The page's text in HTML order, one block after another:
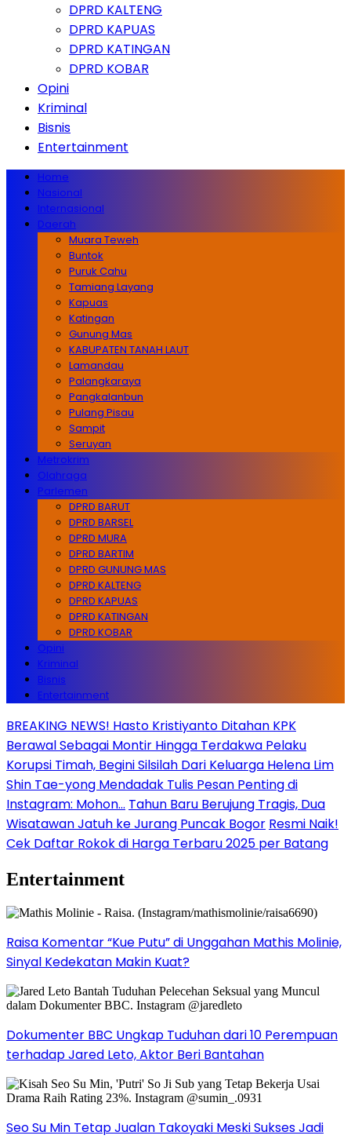
DPRD KALTENG
DPRD KAPUAS
DPRD KATINGAN
DPRD KOBAR
Opini
Kriminal
Bisnis
Entertainment
Home
Nasional
Internasional
Daerah
Muara Teweh
Buntok
Puruk Cahu
Tamiang Layang
Kapuas
Katingan
Gunung Mas
KABUPATEN TANAH LAUT
Lamandau
Palangkaraya
Pangkalanbun
Pulang Pisau
Sampit
Seruyan
Metrokrim
Olahraga
Parlemen
DPRD BARUT
DPRD BARSEL
DPRD MURA
DPRD BARTIM
DPRD GUNUNG MAS
DPRD KALTENG
DPRD KAPUAS
DPRD KATINGAN
DPRD KOBAR
Opini
Kriminal
Bisnis
Entertainment
BREAKING NEWS! Hasto Kristiyanto Ditahan KPK
Berawal Sebagai Montir Hingga Terdakwa Pelaku
Korupsi Timah, Begini Silsilah Dari Keluarga Helena Lim
Shin Tae-yong Mendadak Tulis Pesan Penting di
Instagram: Mohon… Tahun Baru Berujung Tragis, Dua
Wisatawan Jatuh ke Jurang Puncak Bogor Resmi Naik!
Cek Daftar Rokok di Harga Terbaru 2025 per Batang
Entertainment
Raisa Komentar “Kue Putu” di Unggahan Mathis Molinie,
Sinyal Kedekatan Makin Kuat?
Dokumenter BBC Ungkap Tuduhan dari 10 Perempuan
terhadap Jared Leto, Aktor Beri Bantahan
Seo Su Min Tetap Jualan Takoyaki Meski Sukses Jadi